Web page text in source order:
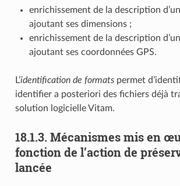
enrichissement de la description
ajoutant ses dimensions ;
enrichissement de la description
ajoutant ses coordonnées GPS.
L’identification de formatspermet
identifier a posteriori des fichiers déjà
solution logicielle Vitam.
18.1.3. Mécanismes mis en
fonction de l’action de
lancée